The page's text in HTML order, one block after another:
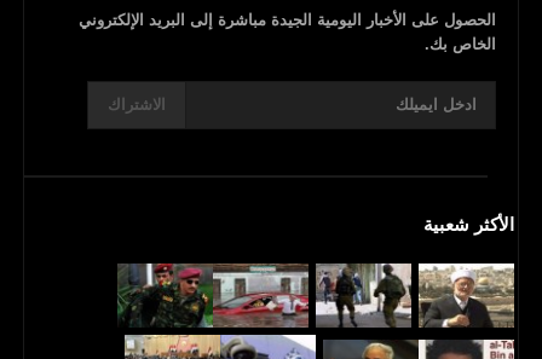
الحصول على الأخبار اليومية الجيدة مباشرة إلى البريد الإلكتروني
الخاص بك.
الاشتراك
الأكثر شعبية